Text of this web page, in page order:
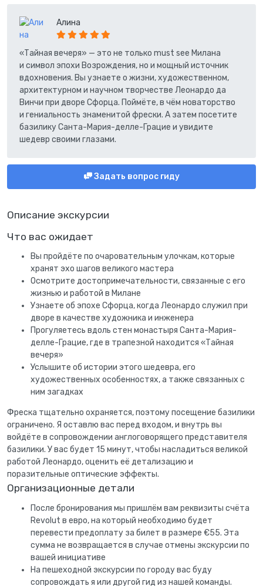
Описание экскурсии
Что вас ожидает
Вы пройдёте по очаровательным улочкам, которые
хранят эхо шагов великого мастера
Осмотрите достопримечательности, связанные с его
жизнью и работой в Милане
Узнаете об эпохе Сфорца, когда Леонардо служил при
дворе в качестве художника и инженера
Прогуляетесь вдоль стен монастыря Санта-Мария-
делле-Грацие, где в трапезной находится «Тайная
вечеря»
Услышите об истории этого шедевра, его
художественных особенностях, а также связанных с
ним загадках
Фреска тщательно охраняется, поэтому посещение базилики
ограничено. Я оставлю вас перед входом, и внутрь вы
войдёте в сопровождении англоговорящего представителя
базилики. У вас будет 15 минут, чтобы насладиться великой
работой Леонардо, оценить её детализацию и
поразительные оптические эффекты.
Организационные детали
После бронирования мы пришлём вам реквизиты счёта
Revolut в евро, на который необходимо будет
перевести предоплату за билет в размере €55. Эта
сумма не возвращается в случае отмены экскурсии по
вашей инициативе
На пешеходной экскурсии по городу вас буду
сопровождать я или другой гид из нашей команды.
Алина
«Тайная вечеря» — это не только must see Милана
и символ эпохи Возрождения, но и мощный источник
вдохновения. Вы узнаете о жизни, художественном,
архитектурном и научном творчестве Леонардо да
Винчи при дворе Сфорца. Поймёте, в чём новаторство
и гениальность знаменитой фрески. А затем посетите
базилику Санта-Мария-делле-Грацие и увидите
шедевр своими глазами.
Задать вопрос гиду